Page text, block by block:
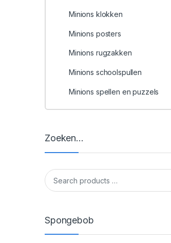
Minions klokken
Minions posters
Minions rugzakken
Minions schoolspullen
Minions spellen en puzzels
Zoeken…
Spongebob